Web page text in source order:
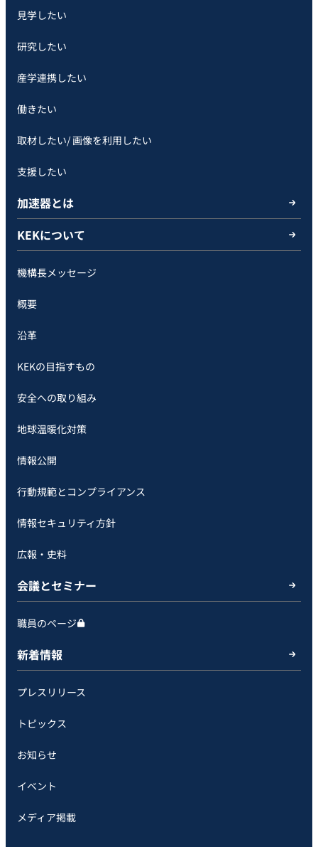
見学したい
研究したい
産学連携したい
働きたい
取材したい/ 画像を利用したい
支援したい
加速器とは
KEKについて
機構長メッセージ
概要
沿革
KEKの目指すもの
安全への取り組み
地球温暖化対策
情報公開
行動規範とコンプライアンス
情報セキュリティ方針
広報・史料
会議とセミナー
職員のページ
新着情報
プレスリリース
トピックス
お知らせ
イベント
メディア掲載